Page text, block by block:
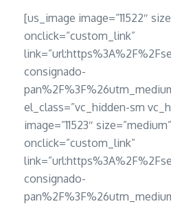
[us_image image=”11522″
onclick=”custom_link”
consignado-
el_class=”vc_hidden-sm
image=”11523″ size=”medium”
onclick=”custom_link”
consignado-